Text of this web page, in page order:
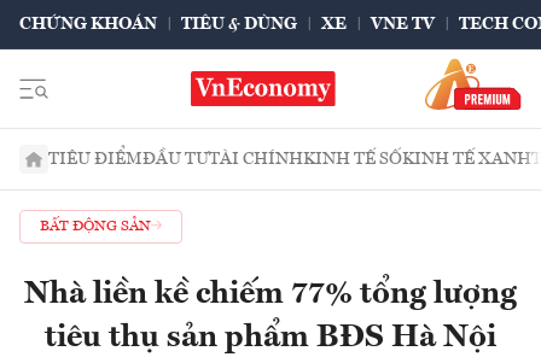
CHỨNG KHOÁN TIÊU & DÙNG XE VNE TV TECH
TIÊU ĐIỂMĐẦU TƯTÀI CHÍNHKINH TẾ SỐKINH TẾ XANH
BẤT ĐỘNG SẢN
Nhà liền kề chiếm 77% tổng lượng
tiêu thụ sản phẩm BĐS Hà Nội